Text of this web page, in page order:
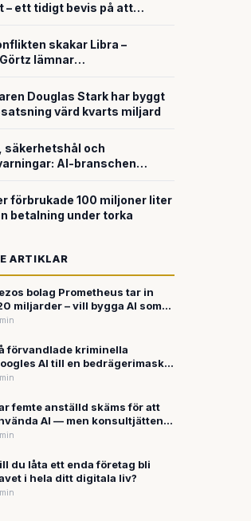
– ett tidigt bevis på att
skakar Libra –
lämnar
Douglas Stark har byggt
värd kvarts miljard
säkerhetshål och
AI-branschen
förbrukade 100 miljoner liter
betalning under torka
ARTIKLAR
bolag Prometheus tar in
miljarder – vill bygga AI som
fysiska system
förvandlade kriminella
AI till en bedrägerimaskin
miljoner falska sms på två
femte anställd skäms för att
AI — men konsultjätten
rustar 50 000 anställda med
du låta ett enda företag bli
i hela ditt digitala liv?